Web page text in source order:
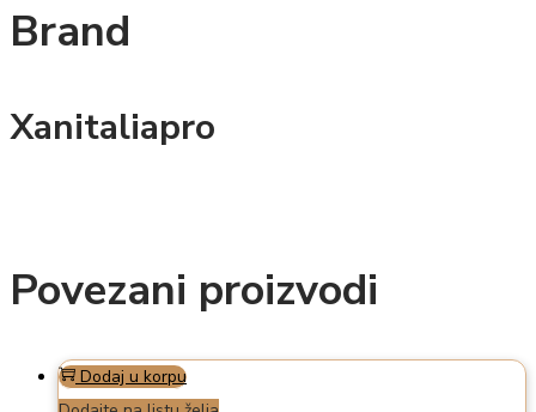
Brand
Xanitaliapro
Povezani proizvodi
Dodaj u korpu